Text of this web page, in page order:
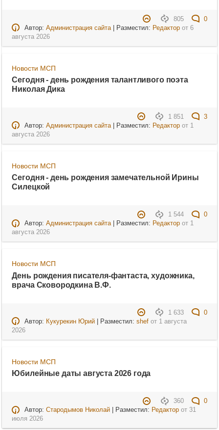
805
0
Автор: Администрация сайта| Разместил: Редакторот 6
августа 2026
Новости МСП
Сегодня - день рождения талантливого поэта
Николая Дика
1 851
3
Автор: Администрация сайта| Разместил: Редакторот 1
августа 2026
Новости МСП
Сегодня - день рождения замечательной Ирины
Силецкой
1 544
0
Автор: Администрация сайта| Разместил: Редакторот 1
августа 2026
Новости МСП
День рождения писателя-фантаста, художника,
врача Сковородкина В.Ф.
1 633
0
Автор: Кукурекин Юрий| Разместил: shefот 1 августа
2026
Новости МСП
Юбилейные даты августа 2026 года
360
0
Автор: Стародымов Николай| Разместил: Редакторот 31
июля 2026